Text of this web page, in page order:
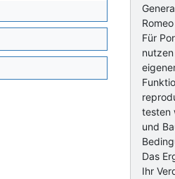
Für
testen
und
Das
Ihr